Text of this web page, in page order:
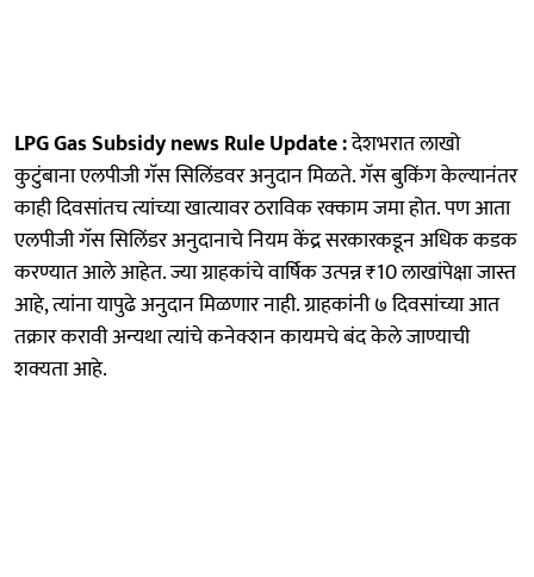
LPG Gas Subsidy news Rule Update :देशभरात लाखो
कुटुंबाना एलपीजी गॅस सिलिंडवर अनुदान मिळते. गॅस बुकिंग केल्यानंतर
काही दिवसांतच त्यांच्या खात्यावर ठराविक रक्काम जमा होत. पण आता
एलपीजी गॅस सिलिंडर अनुदानाचे नियम केंद्र सरकारकडून अधिक कडक
करण्यात आले आहेत. ज्या ग्राहकांचे वार्षिक उत्पन्न ₹10 लाखांपेक्षा जास्त
आहे, त्यांना यापुढे अनुदान मिळणार नाही. ग्राहकांनी ७ दिवसांच्या आत
तक्रार करावी अन्यथा त्यांचे कनेक्शन कायमचे बंद केले जाण्याची
शक्यता आहे.